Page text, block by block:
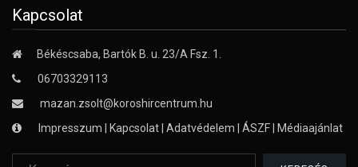
Kapcsolat
Békéscsaba, Bartók B. u. 23/A Fsz. 1.
06703329113
mazan.zsolt@koroshircentrum.hu
Impresszum
Kapcsolat Adatvédelem ÁSZF Médiaajánlat